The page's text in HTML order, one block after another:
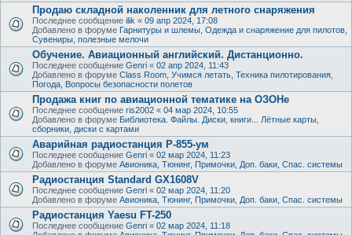
Продаю складной наколенник для летного снаряжения
Последнее сообщение ilik « 09 апр 2024, 17:08
Добавлено в форуме Гарнитуры и шлемы, Одежда и снаряжение для пилотов,
Сувениры, полезные мелочи
Обучение. Авиационный английский. Дистанционно.
Последнее сообщение Genri « 02 апр 2024, 11:43
Добавлено в форуме Class Room, Учимся летать, Техника пилотирования,
Погода, Вопросы безопасности полетов
Продажа книг по авиационной тематике на ОЗОНе
Последнее сообщение ris2002 « 04 мар 2024, 10:55
Добавлено в форуме Библиотека. Файлы. Диски, книги... Лётные карты,
сборники, диски с картами
Аварийная радиостанция Р-855-ум
Последнее сообщение Genri « 02 мар 2024, 11:23
Добавлено в форуме Авионика, Тюнинг, Примочки, Доп. баки, Спас. системы
Радиостанция Standard GX1608V
Последнее сообщение Genri « 02 мар 2024, 11:20
Добавлено в форуме Авионика, Тюнинг, Примочки, Доп. баки, Спас. системы
Радиостанция Yaesu FT-250
Последнее сообщение Genri « 02 мар 2024, 11:18